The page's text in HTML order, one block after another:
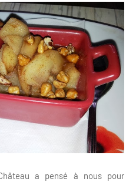
a pensé à nous pour